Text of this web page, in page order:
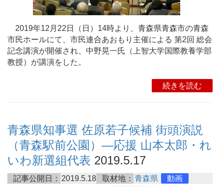
2019年12月22日（日）14時より、青森県青森市の青森
市民ホールにて、市民連合あおもり主催による 第2回 総会
記念講演が開催され、中野晃一氏（上智大学国際教養学部
教授）が講演をした。
続きを読む
青森県知事選 佐原若子候補 街頭演説
（青森駅前公園）―応援 山本太郎・れ
いわ新選組代表 2019.5.17
記事公開日： 2019.5.18 取材地： 青森県 動画